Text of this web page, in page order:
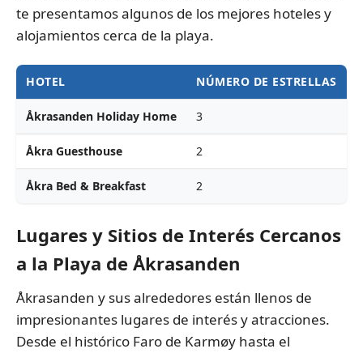
te presentamos algunos de los mejores hoteles y
alojamientos cerca de la playa.
HOTEL NÚMERO DE ESTRELLAS
Åkrasanden Holiday Home 3
Åkra Guesthouse 2
Åkra Bed & Breakfast 2
Lugares y Sitios de Interés Cercanos
a la Playa de Åkrasanden
Åkrasanden y sus alrededores están llenos de
impresionantes lugares de interés y atracciones.
Desde el histórico Faro de Karmøy hasta el